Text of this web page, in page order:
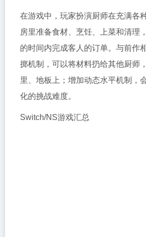
在游戏中，玩家扮演厨师在充满各
房里准备食材、烹饪、上菜和清理
的时间内完成客人的订单。与前作
掷机制，可以将材料扔给其他厨师
里、地板上；增加动态水平机制，
化的挑战难度。
Switch/NS游戏汇总